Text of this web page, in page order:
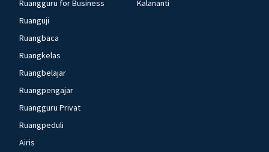
Ruangguru for Business
Ruanguji
Ruangbaca
Ruangkelas
Ruangbelajar
Ruangpengajar
Ruangguru Privat
Ruangpeduli
Airis
Kalananti